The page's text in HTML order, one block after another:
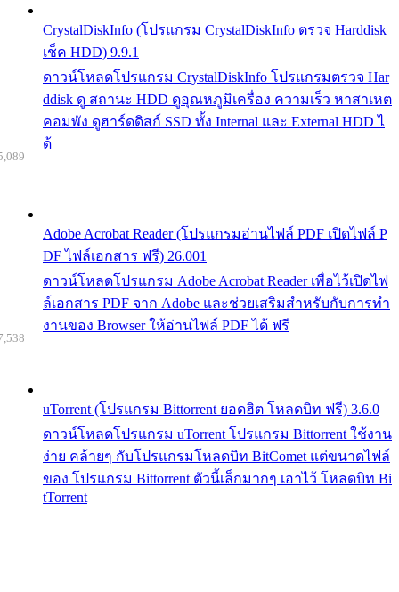
CrystalDiskInfo (โปรแกรม CrystalDiskInfo ตรวจ Harddisk
เช็ค HDD) 9.9.1
ดาวน์โหลดโปรแกรม CrystalDiskInfo โปรแกรมตรวจ Har
ddisk ดู สถานะ HDD ดูอุณหภูมิเครื่อง ความเร็ว หาสาเหต
คอมพัง ดูฮาร์ดดิสก์ SSD ทั้ง Internal และ External HDD ไ
ด้
Adobe Acrobat Reader (โปรแกรมอ่านไฟล์ PDF เปิดไฟล์ P
DF ไฟล์เอกสาร ฟรี) 26.001
ดาวน์โหลดโปรแกรม Adobe Acrobat Reader เพื่อไว้เปิดไฟ
ล์เอกสาร PDF จาก Adobe และช่วยเสริมสำหรับกับการทำ
งานของ Browser ให้อ่านไฟล์ PDF ได้ ฟรี
uTorrent (โปรแกรม Bittorrent ยอดฮิต โหลดบิท ฟรี) 3.6.0
ดาวน์โหลดโปรแกรม uTorrent โปรแกรม Bittorrent ใช้งาน
ง่าย คล้ายๆ กับโปรแกรมโหลดบิท BitComet แต่ขนาดไฟล์
ของ โปรแกรม Bittorrent ตัวนี้เล็กมากๆ เอาไว้ โหลดบิท Bi
tTorrent